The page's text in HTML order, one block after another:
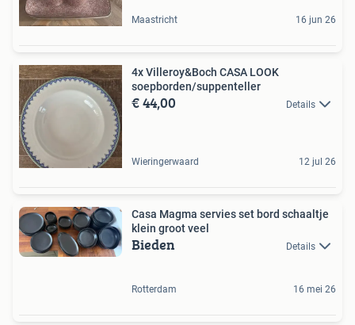
Maastricht 16 jun 26
4x Villeroy&Boch CASA LOOK
soepborden/suppenteller
€ 44,00 Details
Wieringerwaard 12 jul 26
Casa Magma servies set bord schaaltje
klein groot veel
Bieden Details
Rotterdam 16 mei 26